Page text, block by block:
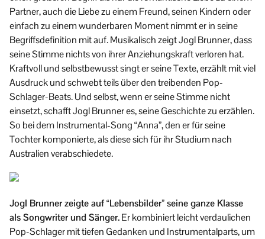
Partner, auch die Liebe zu einem Freund, seinen Kindern oder
einfach zu einem wunderbaren Moment nimmt er in seine
Begriffsdefinition mit auf. Musikalisch zeigt Jogl Brunner, dass
seine Stimme nichts von ihrer Anziehungskraft verloren hat.
Kraftvoll und selbstbewusst singt er seine Texte, erzählt mit viel
Ausdruck und schwebt teils über den treibenden Pop-
Schlager-Beats. Und selbst, wenn er seine Stimme nicht
einsetzt, schafft Jogl Brunner es, seine Geschichte zu erzählen.
So bei dem Instrumental-Song “Anna”, den er für seine
Tochter komponierte, als diese sich für ihr Studium nach
Australien verabschiedete.
Jogl Brunner zeigte auf “Lebensbilder” seine ganze Klasse
als Songwriter und Sänger.Er kombiniert leicht verdaulichen
Pop-Schlager mit tiefen Gedanken und Instrumentalparts, um